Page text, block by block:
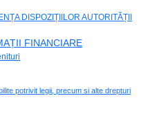
DISPOZIȚIILOR AUTORITĂȚII
FINANCIARE
potrivit legii, precum si alte drepturi